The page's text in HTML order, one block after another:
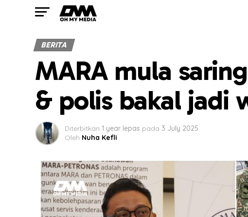
BERITA
MARA mula
& polis bakal jadi
Diterbitkan 1 year lepas pada 3 July 2025
Oleh Nuha Kefli